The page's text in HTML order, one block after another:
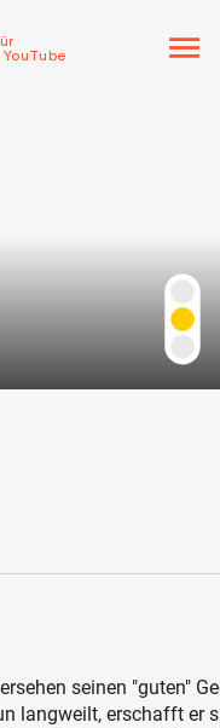
menu
seinen "guten"
langweilt, erschafft er